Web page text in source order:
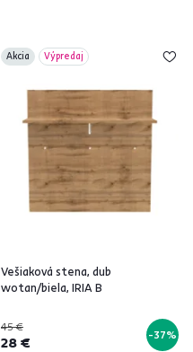
Akcia Výpredaj
Vešiaková stena, dub
wotan/biela, IRIA B
45 €
28 € -37%